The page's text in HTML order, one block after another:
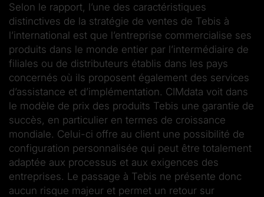
Selon le rapport, l’une des caractéristiques
distinctives de la stratégie de ventes de Tebis à
l’international est que l’entreprise commercialise ses
produits dans le monde entier par l’intermédiaire de
filiales ou de distributeurs établis dans les pays
concernés où ils proposent également des services
d’assistance et d’implémentation. CIMdata voit dans
le modèle de prix des produits Tebis une garantie de
succès, en particulier en termes de croissance
mondiale. Celui-ci offre au client une possibilité de
configuration personnalisée qui peut être totalement
adaptée aux processus et aux exigences des
entreprises. Le passage à Tebis ne présente donc
aucun risque majeur et permet un retour sur